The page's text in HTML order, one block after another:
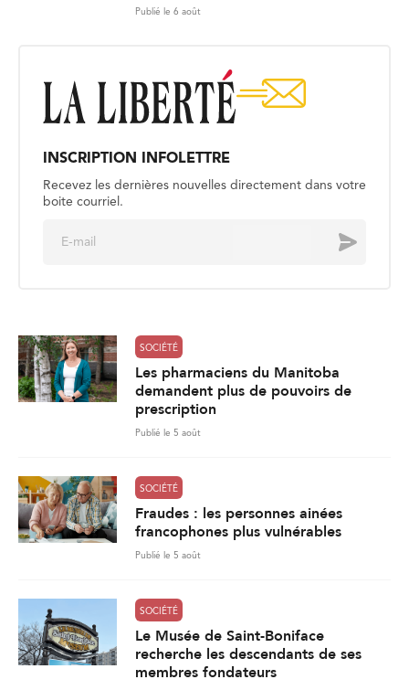
Publié le 6 août
INSCRIPTION INFOLETTRE
Recevez les dernières nouvelles directement dans votre
boite courriel.
Envoyer
SOCIÉTÉ
Les pharmaciens du Manitoba
demandent plus de pouvoirs de
prescription
Publié le 5 août
SOCIÉTÉ
Fraudes : les personnes ainées
francophones plus vulnérables
Publié le 5 août
SOCIÉTÉ
Le Musée de Saint-Boniface
recherche les descendants de ses
membres fondateurs